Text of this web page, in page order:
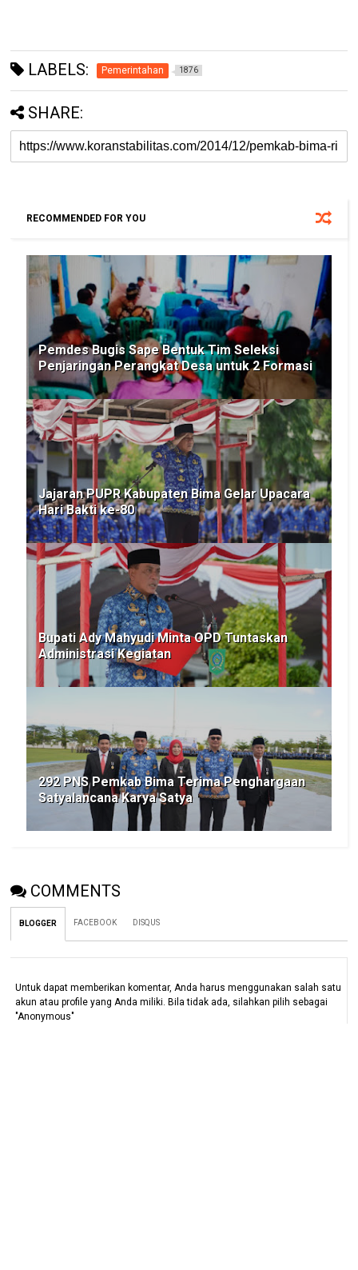
LABELS: Pemerintahan 1876
SHARE:
RECOMMENDED FOR YOU
Pemdes Bugis Sape Bentuk Tim Seleksi
Penjaringan Perangkat Desa untuk 2 Formasi
Jajaran PUPR Kabupaten Bima Gelar Upacara
Hari Bakti ke-80
Bupati Ady Mahyudi Minta OPD Tuntaskan
Administrasi Kegiatan
292 PNS Pemkab Bima Terima Penghargaan
Satyalancana Karya Satya
COMMENTS
BLOGGER FACEBOOK DISQUS
Untuk dapat memberikan komentar, Anda harus menggunakan salah satu
akun atau profile yang Anda miliki. Bila tidak ada, silahkan pilih sebagai
"Anonymous"